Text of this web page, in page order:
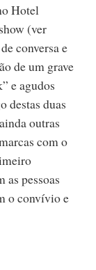
Hotel
(ver
conversa e
de um grave
e agudos
destas duas
outras
com o
as pessoas
o convívio e